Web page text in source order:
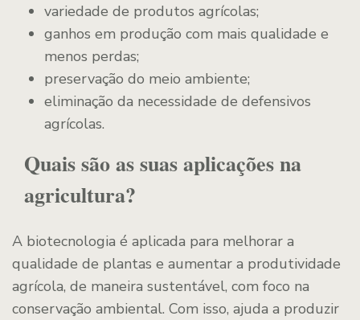
variedade de produtos agrícolas;
ganhos em produção com mais qualidade e
menos perdas;
preservação do meio ambiente;
eliminação da necessidade de defensivos
agrícolas.
Quais são as suas aplicações na
agricultura?
A biotecnologia é aplicada para melhorar a
qualidade de plantas e aumentar a produtividade
agrícola, de maneira sustentável, com foco na
conservação ambiental. Com isso, ajuda a produzir